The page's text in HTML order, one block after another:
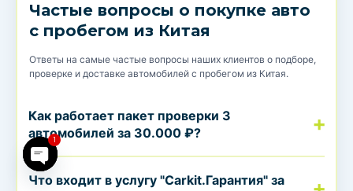
Частые вопросы о покупке авто
с пробегом из Китая
Ответы на самые частые вопросы наших клиентов о подборе,
проверке и доставке автомобилей с пробегом из Китая.
Как работает пакет проверки 3
автомобилей за 30.000 ₽?
Что входит в услугу "Carkit.Гарантия" за
Open chaty
1